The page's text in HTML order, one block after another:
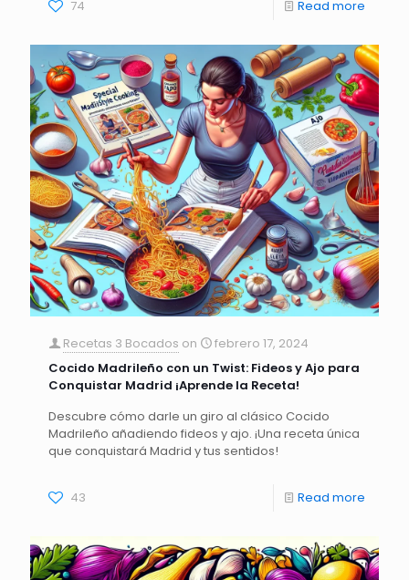
74 Read more
Recetas 3 Bocados on
febrero 17, 2024
Cocido Madrileño con un Twist: Fideos y Ajo para
Conquistar Madrid ¡Aprende la Receta!
Descubre cómo darle un giro al clásico Cocido
Madrileño añadiendo fideos y ajo. ¡Una receta única
que conquistará Madrid y tus sentidos!
43 Read more